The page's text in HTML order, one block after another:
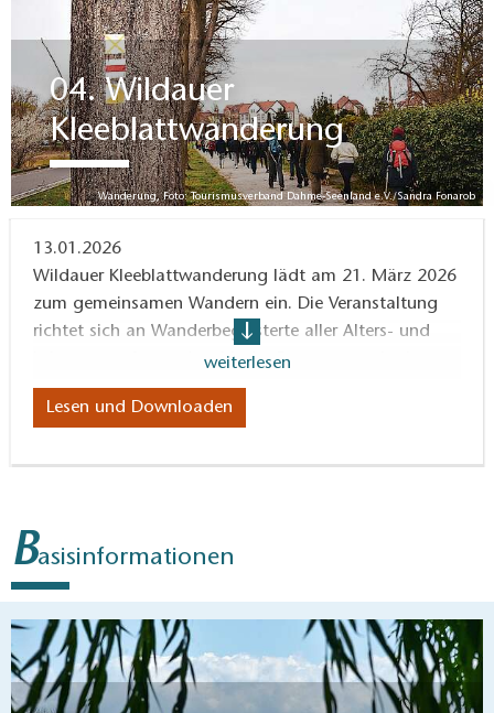
Wanderung, Foto: Tourismusverband Dahme-Seenland e.V./Sandra Fonarob
04. Wildauer
Kleeblattwanderung
13.01.2026
Wildauer Kleeblattwanderung lädt am 21. März 2026
zum gemeinsamen Wandern ein. Die Veranstaltung
richtet sich an Wanderbegeisterte aller Alters- und
Leistungsstufen und verbindet Bewegung mit einem
gemeinschaftlichen Erlebnis.
weiterlesen
Lesen und Downloaden
Basisinformationen